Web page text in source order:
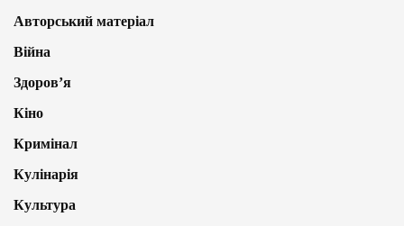
Авторський матеріал
Війна
Здоров’я
Кіно
Кримінал
Кулінарія
Культура